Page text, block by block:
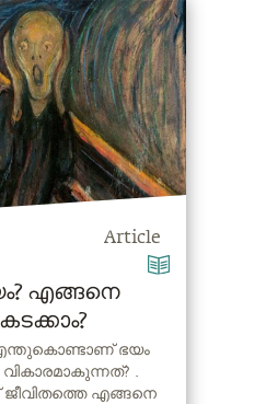
Article
എങ്ങനെ
ഭയം
വികാരമാകുന്നത്? .
ജീവിതത്തെ എങ്ങനെ